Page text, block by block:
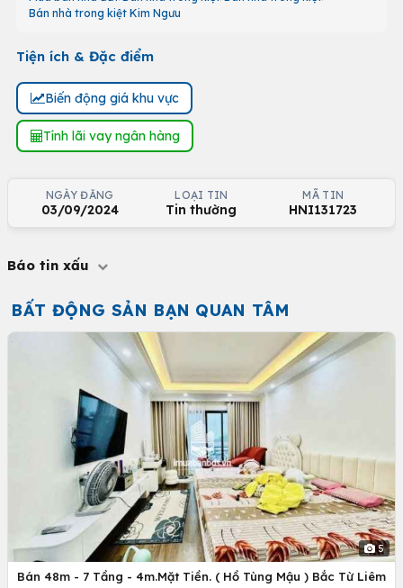
Bán nhà trong kiệt Kim Ngưu
Tiện ích & Đặc điểm
Biến động giá khu vực
Tính lãi vay ngân hàng
NGÀY ĐĂNG
03/09/2024
LOẠI TIN
Tin thường
MÃ TIN
HNI131723
Báo tin xấu
BẤT ĐỘNG SẢN BẠN QUAN TÂM
5
Bán 48m - 7 Tầng - 4m.Mặt Tiền. ( Hồ Tùng Mậu ) Bắc Từ Liêm